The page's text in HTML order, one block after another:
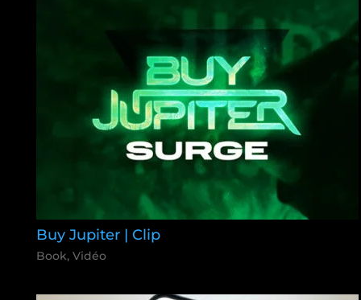
Buy Jupiter | Clip
Book, Vidéo